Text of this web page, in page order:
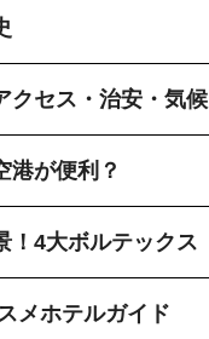
クセス・治安・気候
港が便利？
！4大ボルテックス
メホテルガイド